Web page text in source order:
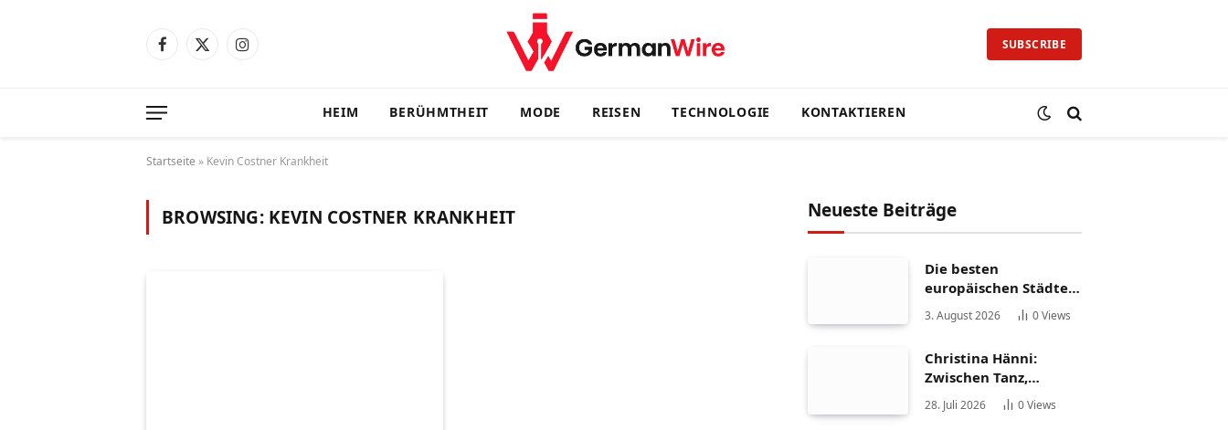
Facebook
X
Instagram SUBSCRIBE
HEIM BERÜHMTHEIT MODE REISEN TECHNOLOGIE KONTAKTIEREN
Startseite » Kevin Costner Krankheit
BROWSING: KEVIN COSTNER KRANKHEIT Neueste Beiträge
Die besten
europäischen Städte
für ein
Auslandspraktikum
3. August 2026 0Views
Christina Hänni:
Zwischen Tanz,
Fernsehen und
Persönlichkeit
28. Juli 2026 0Views